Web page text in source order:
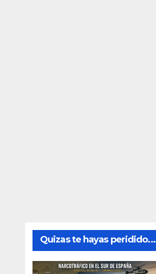
Quizas te hayas peridido...